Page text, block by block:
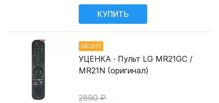
АКЦИЯ
УЦЕНКА · Пульт LG MR21GC /
MR21N (оригинал)
2890 ₽